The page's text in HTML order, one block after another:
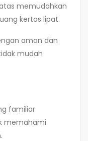
memudahkan
kertas lipat.
aman dan
mudah
familiar
memahami